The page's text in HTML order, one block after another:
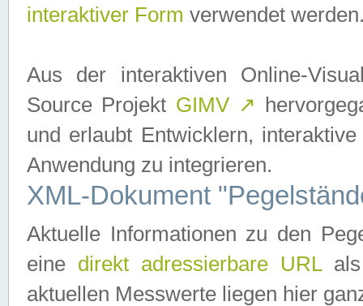
interaktiver Form verwendet
Aus der interaktiven Online-
Source Projekt GIMV ↗
und erlaubt Entwicklern,
Anwendung zu integrieren.
XML-Dokument
Aktuelle Informationen zu den
eine direkt adressierbare URLals
aktuellen Messwerte liegen hier